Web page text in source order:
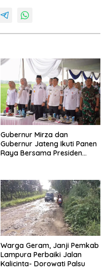
Gubernur Mirza dan
Gubernur Jateng Ikuti Panen
Raya Bersama Presiden
Warga Geram, Janji Pemkab
Lampura Perbaiki Jalan
Kalicinta- Dorowati Palsu